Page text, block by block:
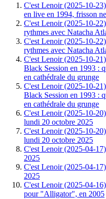
C'est Lenoir (2025-10-
en live en 1994, frisson
C'est Lenoir (2025-10-
rythmes avec Natacha
C'est Lenoir (2025-10-
rythmes avec Natacha
C'est Lenoir (2025-10-
Black Session en 1993 :
en cathédrale du grunge
C'est Lenoir (2025-10-
Black Session en 1993 :
en cathédrale du grunge
C'est Lenoir (2025-10-
lundi 20 octobre 2025
C'est Lenoir (2025-10-
lundi 20 octobre 2025
C'est Lenoir (2025-04-
2025
C'est Lenoir (2025-04-
2025
C'est Lenoir (2025-04-
pour "Alligator", en 2005